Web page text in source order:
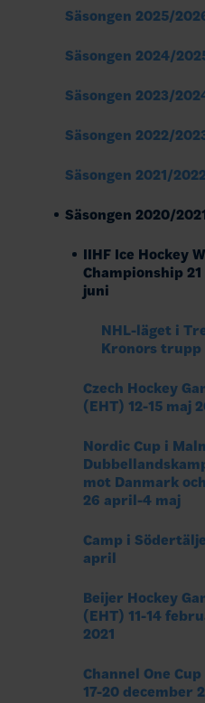
Säsongen 2025/
Säsongen 2024/
Säsongen 2023/
Säsongen 2022/
Säsongen 2021/
Säsongen 2020/
IIHF Ice Hockey
Championship 21
juni
NHL-läget i
Kronors trupp
Czech Hockey
(EHT) 12-15 maj
Nordic Cup i
mot Danmark
26 april-4 maj
Camp i
april
Beijer Hockey
(EHT) 11-14
2021
Channel One
17-20 december